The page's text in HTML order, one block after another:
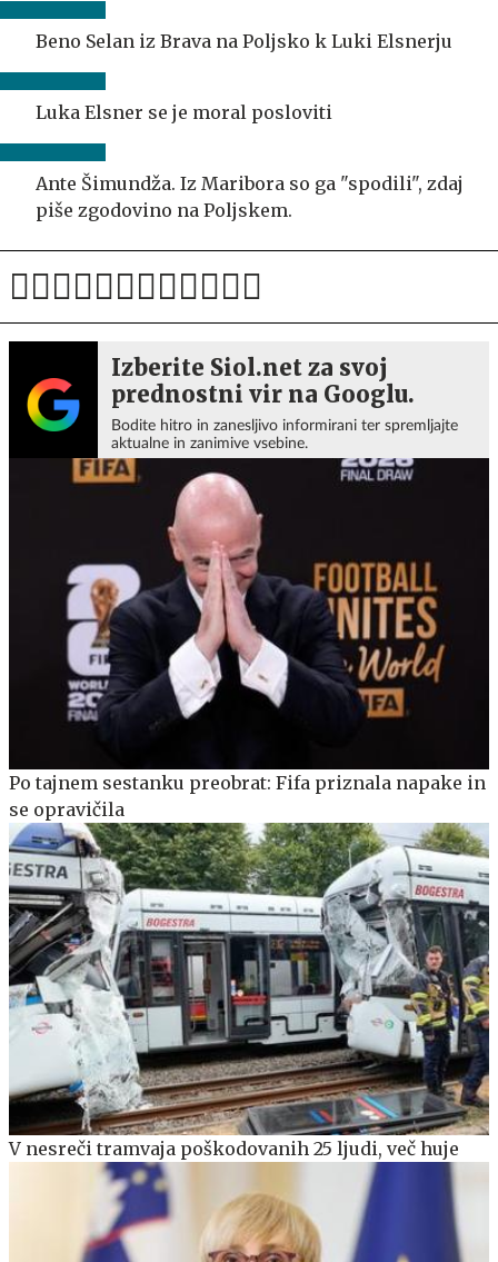
Beno Selan iz Brava na Poljsko k Luki Elsnerju
Luka Elsner se je moral posloviti
Ante Šimundža. Iz Maribora so ga "spodili", zdaj
piše zgodovino na Poljskem.
Izberite Siol.net za svoj
prednostni vir na Googlu.
Bodite hitro in zanesljivo informirani ter spremljajte
aktualne in zanimive vsebine.
Po tajnem sestanku preobrat: Fifa priznala napake in
se opravičila
V nesreči tramvaja poškodovanih 25 ljudi, več huje